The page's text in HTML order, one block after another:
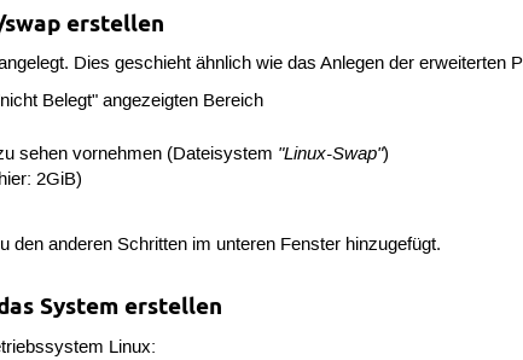
erstellen
Dies geschieht ähnlich wie das Anlegen der erweiterten
Belegt" angezeigten Bereich
sehen vornehmen (Dateisystem "Linux-Swap")
2GiB)
den anderen Schritten im unteren Fenster hinzugefügt.
System erstellen
Linux: